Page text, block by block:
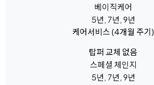
베이직케어
5년, 7년, 9년
케어서비스(4개월 주기)
탑퍼 교체 없음
스페셜 체인지
5년, 7년, 9년